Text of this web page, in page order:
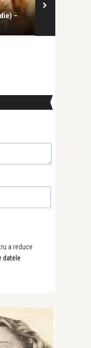
Alice Năstase Buciuta
Alex. Ștefănescu:
a reduce
datele